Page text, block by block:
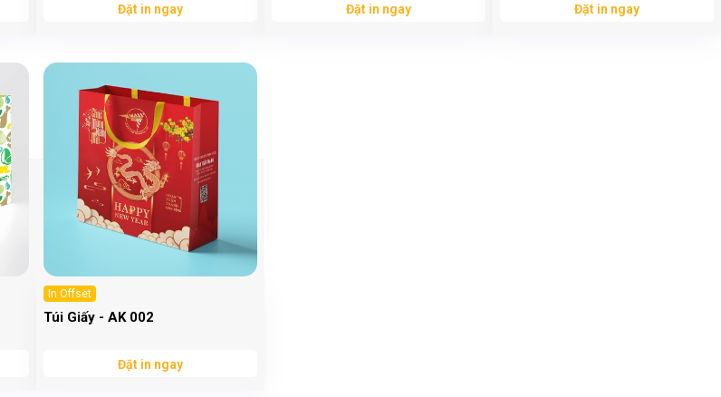
Đặt in ngay Đặt in ngay Đặt in ngay
In Offset
Túi Giấy - AK 002
Đặt in ngay